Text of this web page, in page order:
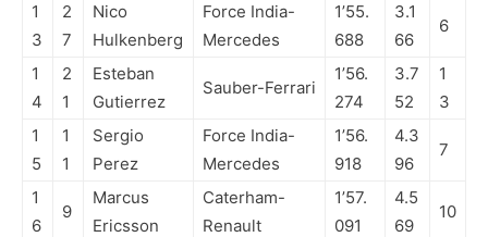
1
3
2
7
Nico
Hulkenberg
Force India-
Mercedes
1’55.
688
3.1
66
6
1
4
2
1
Esteban
Gutierrez
Sauber-Ferrari
1’56.
274
3.7
52
1
3
1
5
1
1
Sergio
Perez
Force India-
Mercedes
1’56.
918
4.3
96
7
1
6
9
Marcus
Ericsson
Caterham-
Renault
1’57.
091
4.5
69
10